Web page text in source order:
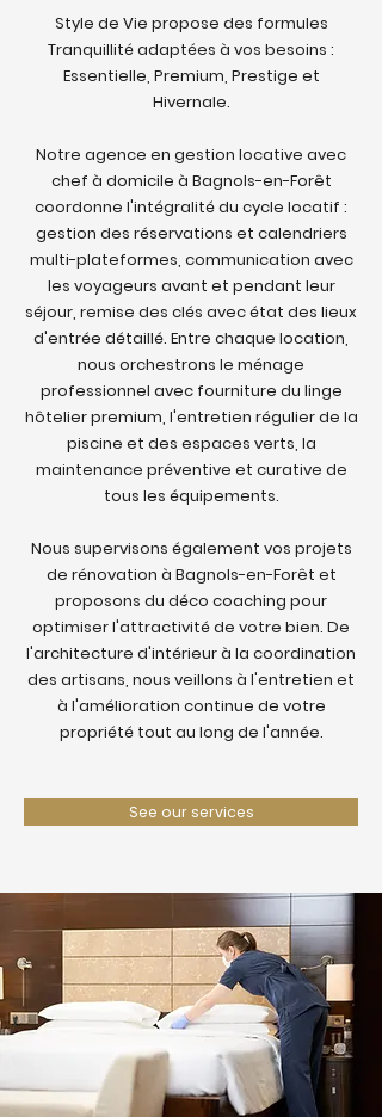
Style de Vie propose des formules
Tranquillité adaptées à vos besoins :
Essentielle, Premium, Prestige et
Hivernale.
Notre agence en gestion locative avec
chef à domicile à Bagnols-en-Forêt
coordonne l'intégralité du cycle locatif :
gestion des réservations et calendriers
multi-plateformes, communication avec
les voyageurs avant et pendant leur
séjour, remise des clés avec état des lieux
d'entrée détaillé. Entre chaque location,
nous orchestrons le ménage
professionnel avec fourniture du linge
hôtelier premium, l'entretien régulier de la
piscine et des espaces verts, la
maintenance préventive et curative de
tous les équipements.
Nous supervisons également vos projets
de rénovation à Bagnols-en-Forêt et
proposons du déco coaching pour
optimiser l'attractivité de votre bien. De
l'architecture d'intérieur à la coordination
des artisans, nous veillons à l'entretien et
à l'amélioration continue de votre
propriété tout au long de l'année.
See our services